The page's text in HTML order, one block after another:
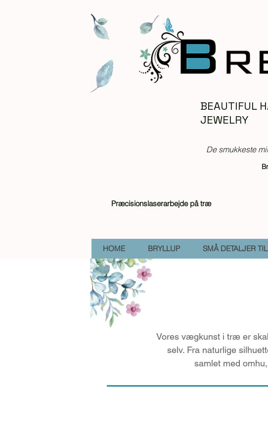
BEAUTIFUL
JEWELRY
De smukkeste
Præcisionslaserarbejde på træ
HOME BRYLLUP SMÅ DETALJER
Vores vægkunst i træ er
selv. Fra naturlige
samlet med